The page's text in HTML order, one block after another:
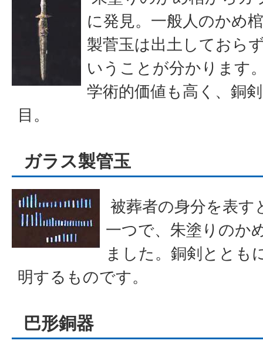
に発見。一般人のかめ
製菅玉は出土しておら
いうことが分かります
学術的価値も高く、銅
目。
ガラス製管玉
被葬者の身分を表す
一つで、朱塗りのか
ました。銅剣ととも
明するものです。
巴形銅器